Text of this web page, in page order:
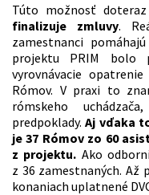
Túto možnosť
finalizuje zmluvy.
zamestnanci
projektu PRIM bolo
vyrovnávacie
Rómov. V praxi to
rómskeho
predpoklady.Aj vďaka
je 37 Rómov zo 60
z projektu. Ako
z 36 zamestnaných. Až
konaniach uplatnené